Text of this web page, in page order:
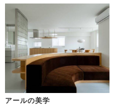
アールの美学